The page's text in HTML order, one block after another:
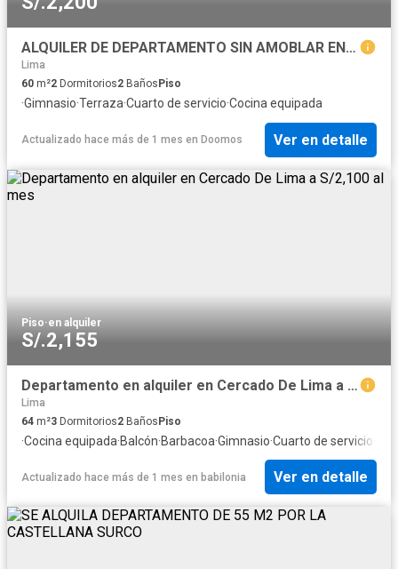
ALQUILER DE DEPARTAMENTO SIN AMOBLAR EN MARIANO CORNEJO PUEBLO LIBRE
Lima
60 m²2 Dormitorios2 Baños Piso
·Gimnasio·Terraza·Cuarto de servicio·Cocina equipada
Actualizado hace más de 1 mes en Doomos Ver en detalle
Piso·en alquiler
S/.2,155
Departamento en alquiler en Cercado De Lima a S/2,100 al mes
Lima
64 m²3 Dormitorios2 BañosPiso
·Cocina equipada·Balcón·Barbacoa·Gimnasio·Cuarto de servicio
Actualizado hace más de 1 mes en babilonia Ver en detalle